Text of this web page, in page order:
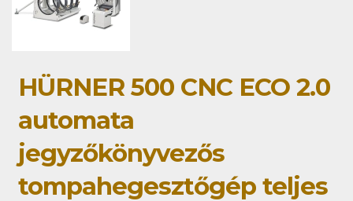
HÜRNER 500 CNC ECO 2.0
automata
jegyzőkönyvezős
tompahegesztőgép teljes